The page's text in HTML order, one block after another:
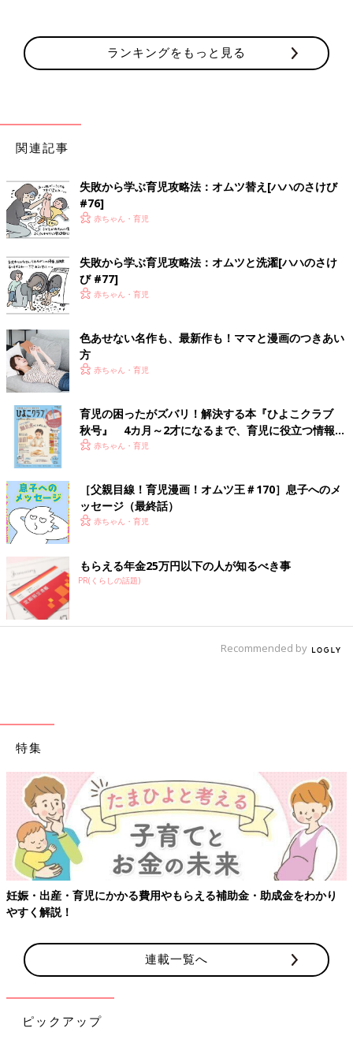
ランキングをもっと見る
関連記事
失敗から学ぶ育児攻略法：オムツ替え[ハハのさけび
#76]
赤ちゃん・育児
失敗から学ぶ育児攻略法：オムツと洗濯[ハハのさけ
び #77]
赤ちゃん・育児
色あせない名作も、最新作も！ママと漫画のつきあい
方
赤ちゃん・育児
育児の困ったがズバリ！解決する本『ひよこクラブ
秋号』 4カ月～2才になるまで、育児に役立つ情報が
いっぱい！
赤ちゃん・育児
［父親目線！育児漫画！オムツ王＃170］息子へのメ
ッセージ（最終話）
赤ちゃん・育児
もらえる年金25万円以下の人が知るべき事
PR(くらしの話題)
Recommended by
特集
妊娠・出産・育児にかかる費用やもらえる補助金・助成金をわかり
やすく解説！
連載一覧へ
ピックアップ